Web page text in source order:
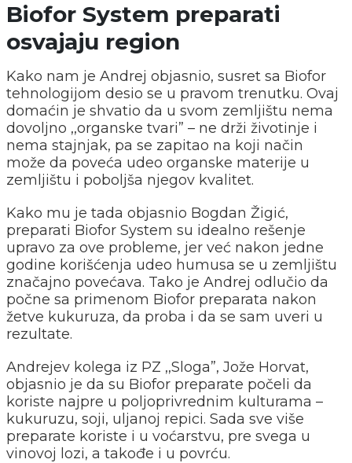
Biofor System preparati
osvajaju region
Kako nam je Andrej objasnio, susret sa Biofor
tehnologijom desio se u pravom trenutku. Ovaj
domaćin je shvatio da u svom zemljištu nema
dovoljno ,,organske tvari” – ne drži životinje i
nema stajnjak, pa se zapitao na koji način
može da poveća udeo organske materije u
zemljištu i poboljša njegov kvalitet.
Kako mu je tada objasnio Bogdan Žigić,
preparati Biofor System su idealno rešenje
upravo za ove probleme, jer već nakon jedne
godine korišćenja udeo humusa se u zemljištu
značajno povećava. Tako je Andrej odlučio da
počne sa primenom Biofor preparata nakon
žetve kukuruza, da proba i da se sam uveri u
rezultate.
Andrejev kolega iz PZ ,,Sloga”, Jože Horvat,
objasnio je da su Biofor preparate počeli da
koriste najpre u poljoprivrednim kulturama –
kukuruzu, soji, uljanoj repici. Sada sve više
preparate koriste i u voćarstvu, pre svega u
vinovoj lozi, a takođe i u povrću.